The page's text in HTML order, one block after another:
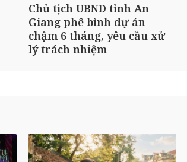
Chủ tịch UBND tỉnh An
Giang phê bình dự án
chậm 6 tháng, yêu cầu xử
lý trách nhiệm